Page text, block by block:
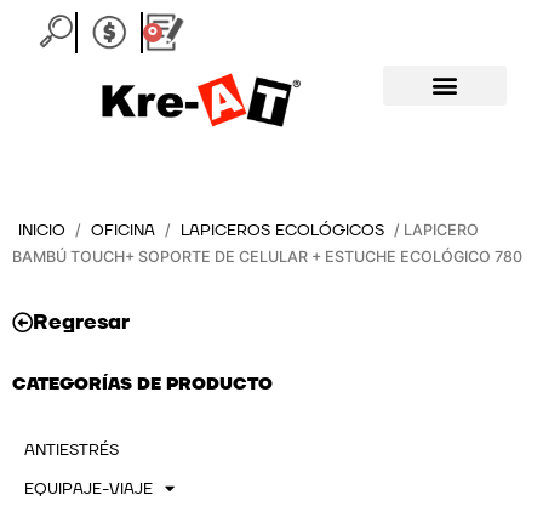
0
Carrito
INICIO / OFICINA / LAPICEROS ECOLÓGICOS / LAPICERO
BAMBÚ TOUCH+ SOPORTE DE CELULAR + ESTUCHE ECOLÓGICO 780
Regresar
CATEGORÍAS DE PRODUCTO
ANTIESTRÉS
EQUIPAJE-VIAJE